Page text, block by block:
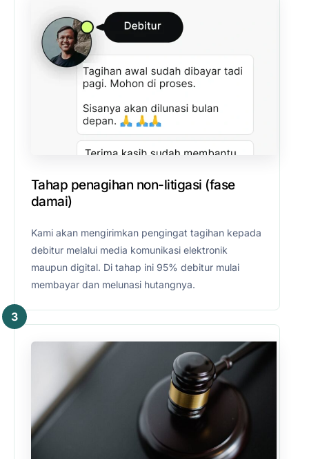
Tahap penagihan non-litigasi (fase
damai)
Kami akan mengirimkan pengingat tagihan kepada
debitur melalui media komunikasi elektronik
maupun digital. Di tahap ini 95% debitur mulai
membayar dan melunasi hutangnya.
3